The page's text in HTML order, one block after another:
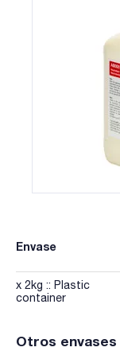
Envase
x 2kg :: Plastic
container
Otros envases